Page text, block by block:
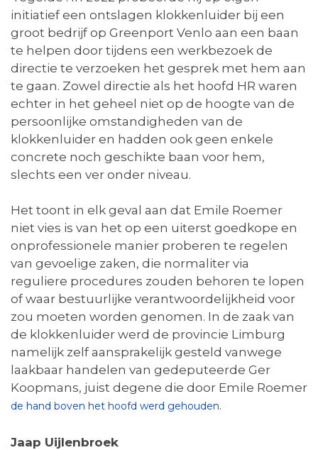
initiatief een ontslagen klokkenluider bij een
groot bedrijf op Greenport Venlo aan een baan
te helpen door tijdens een werkbezoek de
directie te verzoeken het gesprek met hem aan
te gaan. Zowel directie als het hoofd HR waren
echter in het geheel niet op de hoogte van de
persoonlijke omstandigheden van de
klokkenluider en hadden ook geen enkele
concrete noch geschikte baan voor hem,
slechts een ver onder niveau.
Het toont in elk geval aan dat Emile Roemer
niet vies is van het op een uiterst goedkope en
onprofessionele manier proberen te regelen
van gevoelige zaken, die normaliter via
reguliere procedures zouden behoren te lopen
of waar bestuurlijke verantwoordelijkheid voor
zou moeten worden genomen. In de zaak van
de klokkenluider werd de provincie Limburg
namelijk zelf aansprakelijk gesteld vanwege
laakbaar handelen van gedeputeerde Ger
Koopmans, juist degene die door Emile Roemer
de hand boven het hoofd werd gehouden.
Jaap Uijlenbroek